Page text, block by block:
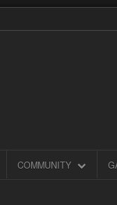
COMMUNITY